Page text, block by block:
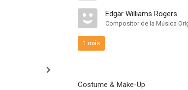
Edgar Williams Rogers
Compositor de la Música
1 más
Costume & Make-Up